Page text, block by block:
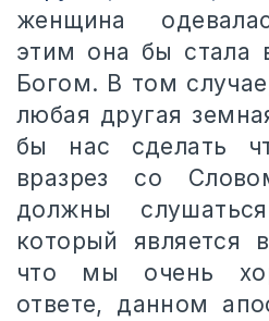
женщина
этим она бы стала
Богом. В том
любая другая
бы нас сделать
вразрез со
должны
который является
что мы очень
ответе, данном